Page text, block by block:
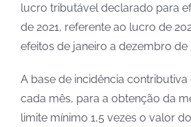
lucro tributável declarado para
de 2021, referente ao lucro de
efeitos de janeiro a dezembro de
A base de incidência
cada mês, para a obtenção da
limite mínimo 1,5 vezes o valor